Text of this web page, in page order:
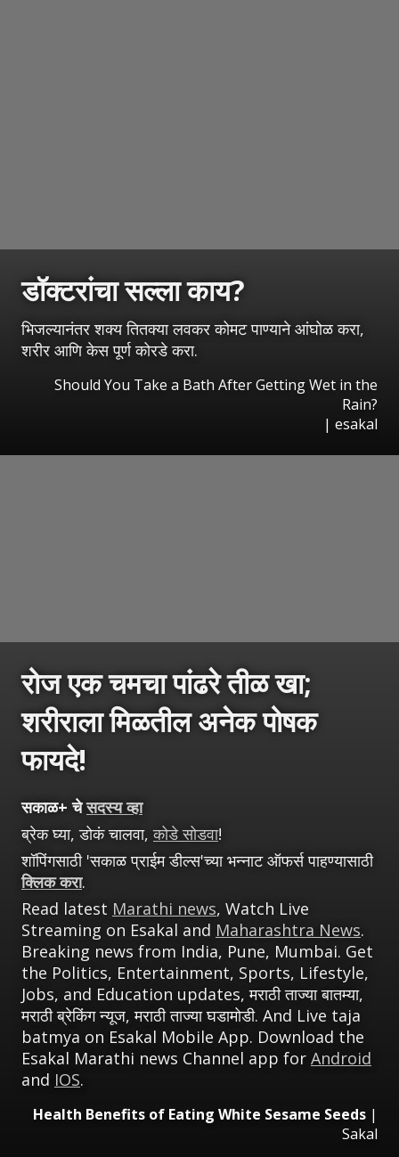
डॉक्टरांचा सल्ला काय?
भिजल्यानंतर शक्य तितक्या लवकर कोमट पाण्याने आंघोळ करा,
शरीर आणि केस पूर्ण कोरडे करा.
Should You Take a Bath After Getting Wet in the
Rain?
| esakal
रोज एक चमचा पांढरे तीळ खा;
शरीराला मिळतील अनेक पोषक
फायदे!
सकाळ+ चेसदस्य व्हा
ब्रेक घ्या, डोकं चालवा,कोडे सोडवा!
शॉपिंगसाठी 'सकाळ प्राईम डील्स'च्या भन्नाट ऑफर्स पाहण्यासाठी
क्लिक करा.
Read latest Marathi news, Watch Live
Streaming on Esakal and Maharashtra News.
Breaking news from India, Pune, Mumbai. Get
the Politics, Entertainment, Sports, Lifestyle,
Jobs, and Education updates, मराठी ताज्या बातम्या,
मराठी ब्रेकिंग न्यूज, मराठी ताज्या घडामोडी. And Live taja
batmya on Esakal Mobile App. Download the
Esakal Marathi news Channel app for Android
and IOS.
Health Benefits of Eating White Sesame Seeds |
Sakal